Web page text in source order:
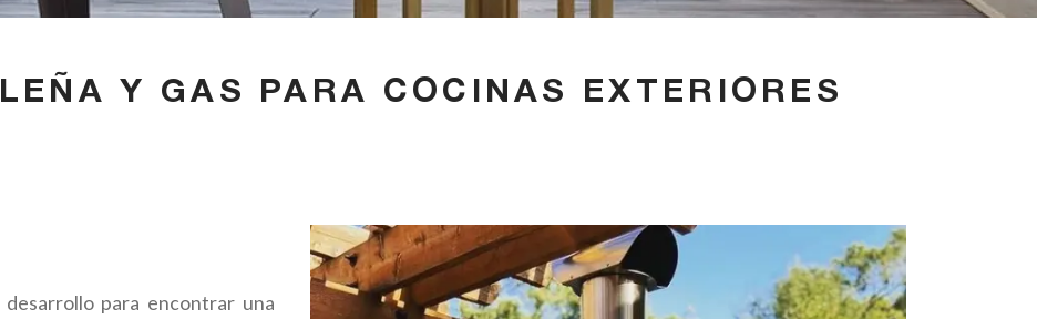
Y GAS PARA COCINAS EXTERIORES
para encontrar una